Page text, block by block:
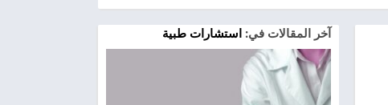
آخر المقالات في: استشارات طبية